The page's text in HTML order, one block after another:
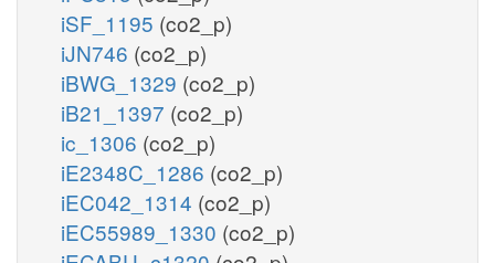
iSF_1195 (co2_p)
iJN746 (co2_p)
iBWG_1329 (co2_p)
iB21_1397 (co2_p)
ic_1306 (co2_p)
iE2348C_1286 (co2_p)
iEC042_1314 (co2_p)
iEC55989_1330 (co2_p)